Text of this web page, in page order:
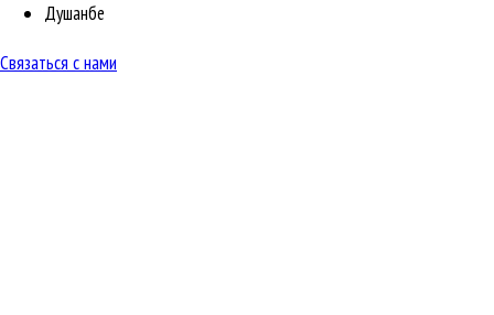
Душанбе
Связаться с нами